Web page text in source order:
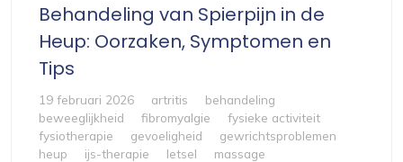
Behandeling van Spierpijn in de
Heup: Oorzaken, Symptomen en
Tips
19 februari 2026 artritis
behandeling
beweeglijkheid
fibromyalgie
fysieke activiteit
fysiotherapie
gevoeligheid
gewrichtsproblemen
heup
ijs-therapie letsel
massage